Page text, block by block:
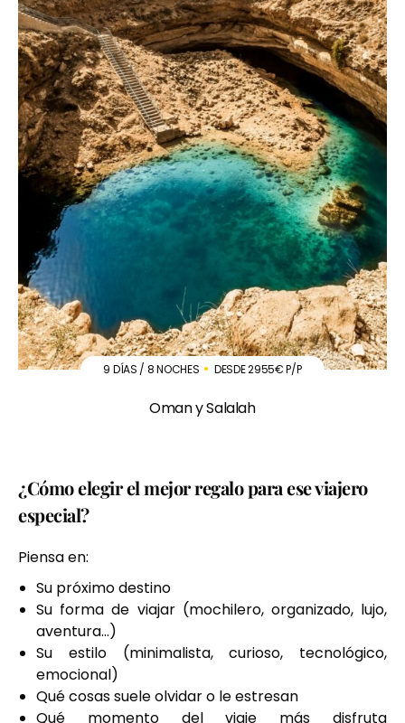
9 DÍAS / 8 NOCHES DESDE 2955€ P/P
Oman y Salalah
¿Cómo elegir el mejor regalo para ese viajero
especial?
Piensa en:
Su próximo destino
Su forma de viajar (mochilero, organizado, lujo,
aventura…)
Su estilo (minimalista, curioso, tecnológico,
emocional)
Qué cosas suele olvidar o le estresan
Qué momento del viaje más disfruta